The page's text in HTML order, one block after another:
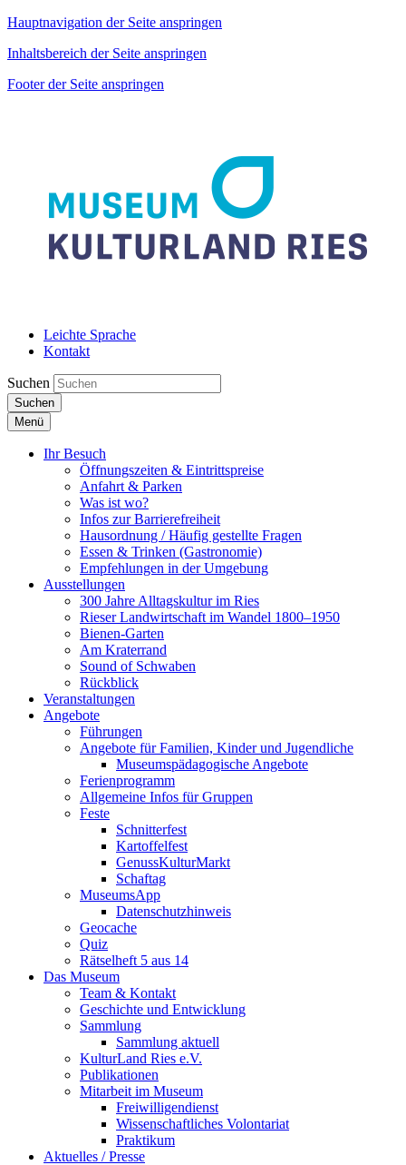
Hauptnavigation der Seite anspringen
Inhaltsbereich der Seite anspringen
Footer der Seite anspringen
Leichte Sprache
Kontakt
Suchen
Suchen
Menü
Ihr Besuch
Öffnungszeiten & Eintrittspreise
Anfahrt & Parken
Was ist wo?
Infos zur Barrierefreiheit
Hausordnung / Häufig gestellte Fragen
Essen & Trinken (Gastronomie)
Empfehlungen in der Umgebung
Ausstellungen
300 Jahre Alltagskultur im Ries
Rieser Landwirtschaft im Wandel 1800–1950
Bienen-Garten
Am Kraterrand
Sound of Schwaben
Rückblick
Veranstaltungen
Angebote
Führungen
Angebote für Familien, Kinder und Jugendliche
Museumspädagogische Angebote
Ferienprogramm
Allgemeine Infos für Gruppen
Feste
Schnitterfest
Kartoffelfest
GenussKulturMarkt
Schaftag
MuseumsApp
Datenschutzhinweis
Geocache
Quiz
Rätselheft 5 aus 14
Das Museum
Team & Kontakt
Geschichte und Entwicklung
Sammlung
Sammlung aktuell
KulturLand Ries e.V.
Publikationen
Mitarbeit im Museum
Freiwilligendienst
Wissenschaftliches Volontariat
Praktikum
Aktuelles / Presse